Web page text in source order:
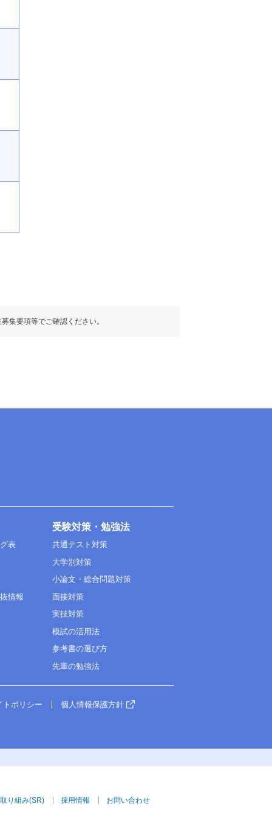
集要項等でご確認ください。
表
情報
受験対策・勉強法
共通テスト対策
大学別対策
小論文・総合問題対策
面接対策
実技対策
模試の活用法
参考書の選び方
先輩の勉強法
トポリシー 個人情報保護方針
り組み(SR) 採用情報 お問い合わせ